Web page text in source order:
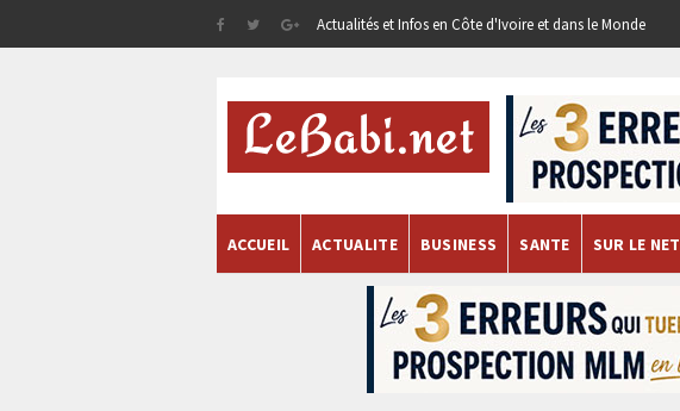
Actualités et Infos en Côte d'Ivoire et dans le Monde
ACCUEIL ACTUALITE BUSINESS SANTE SUR LE NET